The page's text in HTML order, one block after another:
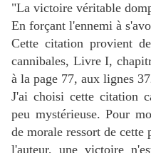
"La victoire véritable
En forçant l'ennemi à
Cette citation provient
cannibales, Livre I,
à la page 77, aux lignes
J'ai choisi cette citation
peu mystérieuse. Pour
de morale ressort de cette
l'auteur, une victoire